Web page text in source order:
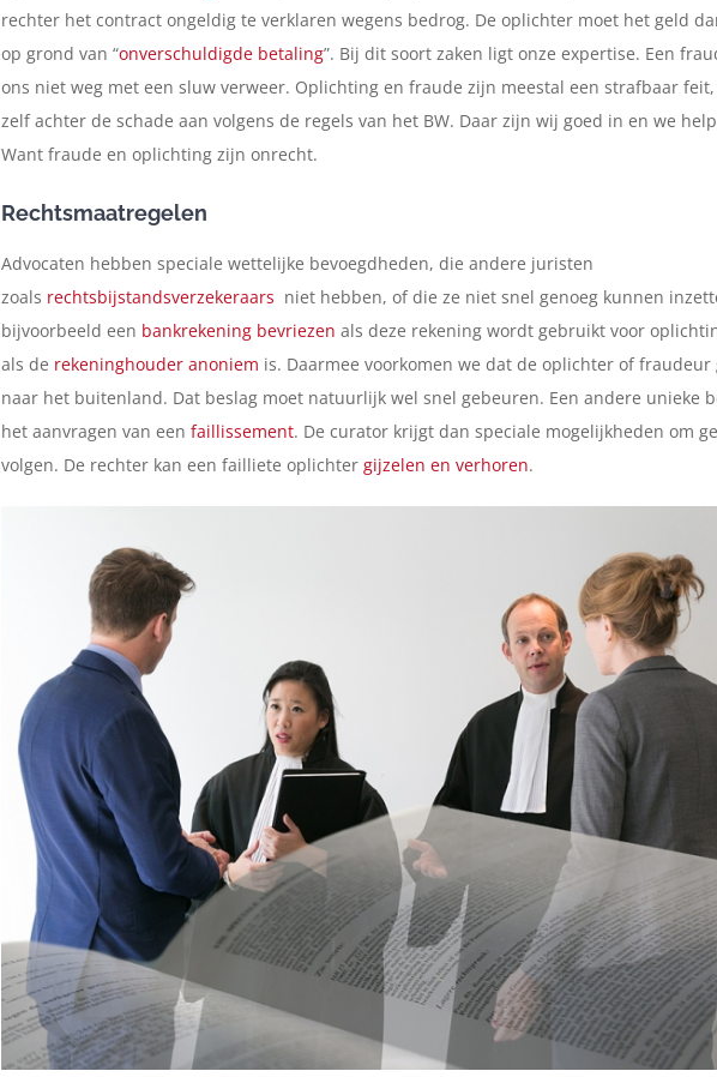
rechter het contract ongeldig te verklaren wegens bedrog. De oplichter moet het geld
op grond van “onverschuldigde betaling”. Bij dit soort zaken ligt onze expertise. Een
ons niet weg met een sluw verweer. Oplichting en fraude zijn meestal een strafbaar
zelf achter de schade aan volgens de regels van het BW. Daar zijn wij goed in en we
Want fraude en oplichting zijn onrecht.
Rechtsmaatregelen
Advocaten hebben speciale wettelijke bevoegdheden, die andere juristen
zoals rechtsbijstandsverzekeraars niet hebben, of die ze niet snel genoeg kunnen
bijvoorbeeld een bankrekening bevriezen als deze rekening wordt gebruikt voor
als de rekeninghouder anoniem is. Daarmee voorkomen we dat de oplichter of
naar het buitenland. Dat beslag moet natuurlijk wel snel gebeuren. Een andere unieke
het aanvragen van eenfaillissement. De curator krijgt dan speciale mogelijkheden om
volgen. De rechter kan een failliete oplichtergijzelen en verhoren.